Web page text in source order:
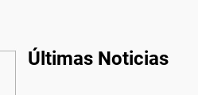
Últimas Noticias